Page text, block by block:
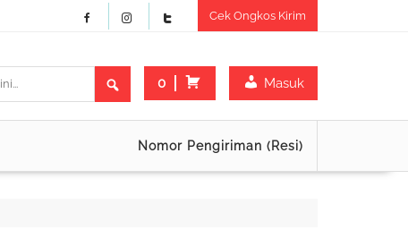
Cek Ongkos Kirim
0 Masuk
Nomor Pengiriman (Resi)